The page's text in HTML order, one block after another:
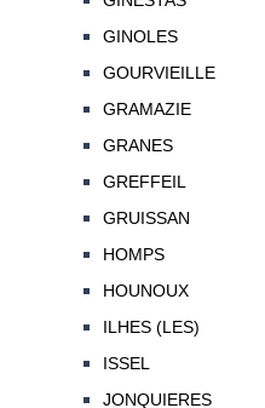
GINOLES
GOURVIEILLE
GRAMAZIE
GRANES
GREFFEIL
GRUISSAN
HOMPS
HOUNOUX
ILHES (LES)
ISSEL
JONQUIERES